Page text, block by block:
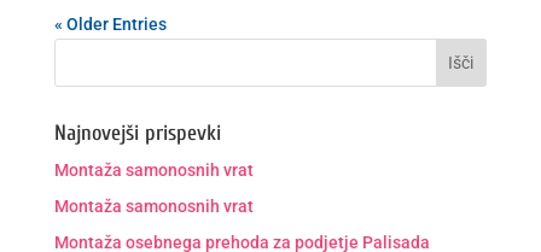
« Older Entries
Najnovejši prispevki
Montaža samonosnih vrat
Montaža samonosnih vrat
Montaža osebnega prehoda za podjetje Palisada